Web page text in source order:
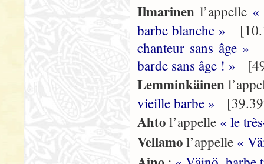
Ilmarinen l’appelle «
barbe blanche »
chanteur sans âge »
barde sans âge ! »
Lemminkäinen
vieille barbe »
Ahto l’appelle « le
Vellamo l’appelle «